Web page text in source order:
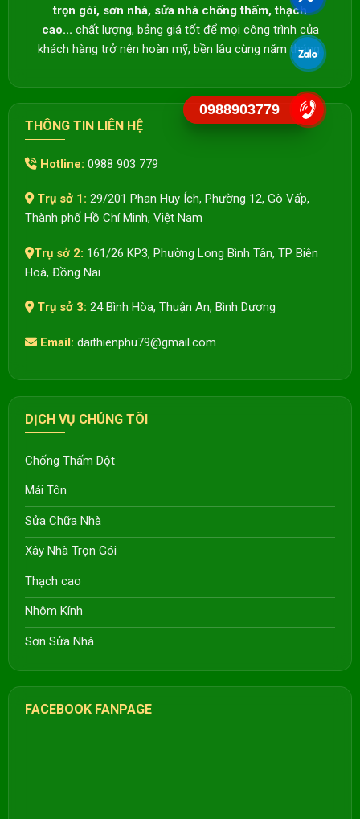
trọn gói, sơn nhà, sửa nhà chống thấm, thạch
cao... chất lượng, bảng giá tốt để mọi công trình của
khách hàng trở nên hoàn mỹ, bền lâu cùng năm tháng.
THÔNG TIN LIÊN HỆ
Hotline: 0988 903 779
Trụ sở 1: 29/201 Phan Huy Ích, Phường 12, Gò Vấp,
Thành phố Hồ Chí Minh, Việt Nam
Trụ sở 2: 161/26 KP3, Phường Long Bình Tân, TP Biên
Hoà, Đồng Nai
Trụ sở 3: 24 Bình Hòa, Thuận An, Bình Dương
Email: daithienphu79@gmail.com
DỊCH VỤ CHÚNG TÔI
Chống Thấm Dột
Mái Tôn
Sửa Chữa Nhà
Xây Nhà Trọn Gói
Thạch cao
Nhôm Kính
Sơn Sửa Nhà
FACEBOOK FANPAGE
0988903779